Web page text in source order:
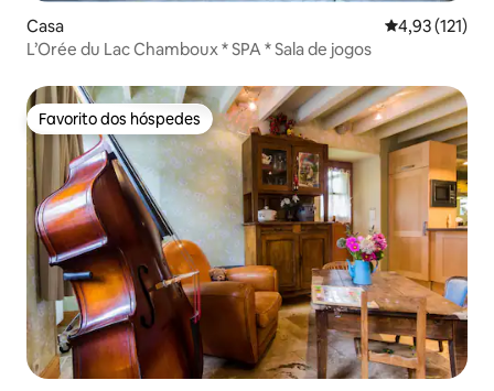
Casa Classificação
4,93 (121)
L’Orée du Lac Chamboux * SPA * Sala de jogos
Favorito dos hóspedes
Favorito dos hóspedes